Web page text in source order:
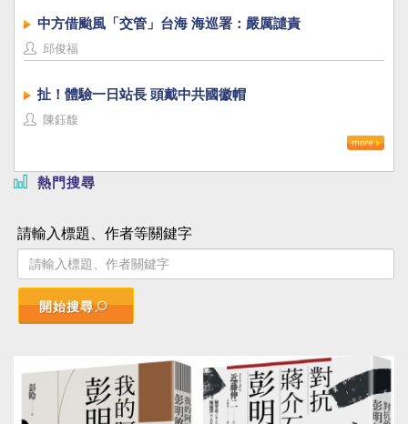
中方借颱風「交管」台海 海巡署：嚴厲譴責
邱俊福
扯！體驗一日站長 頭戴中共國徽帽
陳鈺馥
熱門搜尋
請輸入標題、作者等關鍵字
開始搜尋